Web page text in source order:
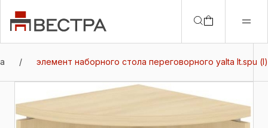
/ элемент наборного стола переговорного yalta lt.spu (l)